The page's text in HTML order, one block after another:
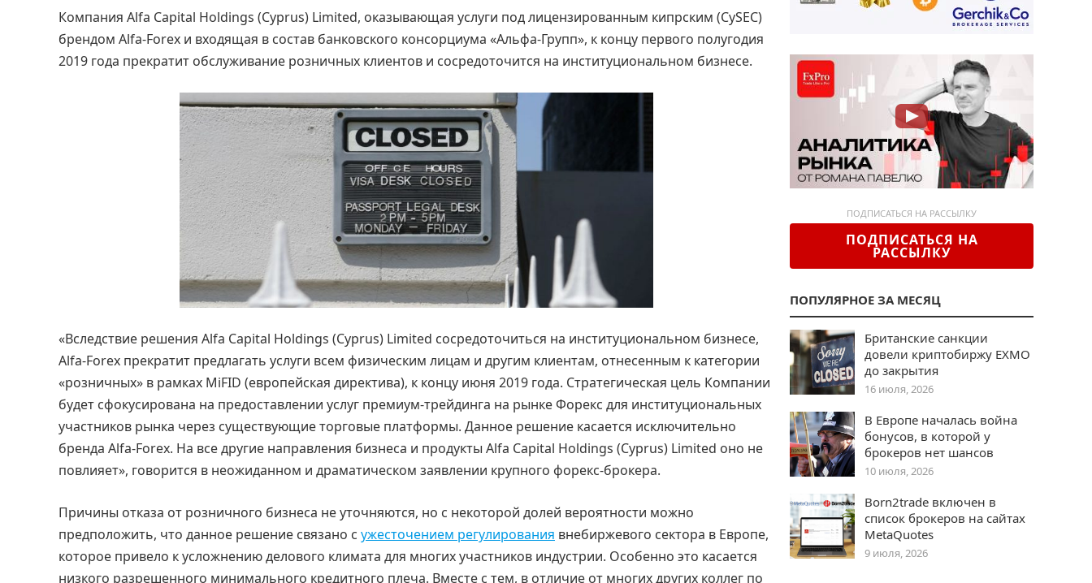
Компания Alfa Capital Holdings (Cyprus) Limited, оказывающая услуги под лицензированным кипрским (CySEC)
брендом Alfa-Forex и входящая в состав банковского консорциума «Альфа-Групп», к концу первого полугодия
2019 года прекратит обслуживание розничных клиентов и сосредоточится на институциональном бизнесе.
«Вследствие решения Alfa Capital Holdings (Cyprus) Limited сосредоточиться на институциональном бизнесе,
Alfa-Forex прекратит предлагать услуги всем физическим лицам и другим клиентам, отнесенным к категории
«розничных» в рамках MiFID (европейская директива), к концу июня 2019 года. Стратегическая цель Компании
будет сфокусирована на предоставлении услуг премиум-трейдинга на рынке Форекс для институциональных
участников рынка через существующие торговые платформы. Данное решение касается исключительно
бренда Alfa-Forex. На все другие направления бизнеса и продукты Alfa Capital Holdings (Cyprus) Limited оно не
повлияет», говорится в неожиданном и драматическом заявлении крупного форекс-брокера.
Причины отказа от розничного бизнеса не уточняются, но с некоторой долей вероятности можно
предположить, что данное решение связано с ужесточением регулирования внебиржевого сектора в Европе,
которое привело к усложнению делового климата для многих участников индустрии. Особенно это касается
низкого разрешенного минимального кредитного плеча. Вместе с тем, в отличие от многих других коллег по
ПОДПИСАТЬСЯ НА РАССЫЛКУ
ПОДПИСАТЬСЯ НА
РАССЫЛКУ
ПОПУЛЯРНОЕ ЗА МЕСЯЦ
Британские санкции
довели криптобиржу EXMO
до закрытия
16 июля, 2026
В Европе началась война
бонусов, в которой у
брокеров нет шансов
10 июля, 2026
Born2trade включен в
список брокеров на сайтах
MetaQuotes
9 июля, 2026